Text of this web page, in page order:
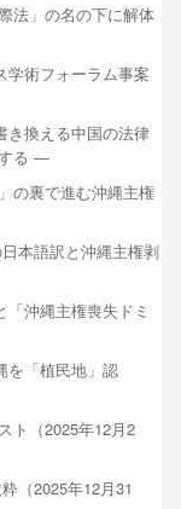
法」の名の下に解体
学術フォーラム事案
き換える中国の法律
る ―
の裏で進む沖縄主権
本語訳と沖縄主権剥
「沖縄主権喪失ドミ
を「植民地」認
ト（2025年12月2
（2025年12月31